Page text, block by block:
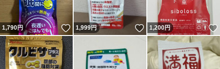
1,790円 いいね！
1,999円 いいね！
1,200円